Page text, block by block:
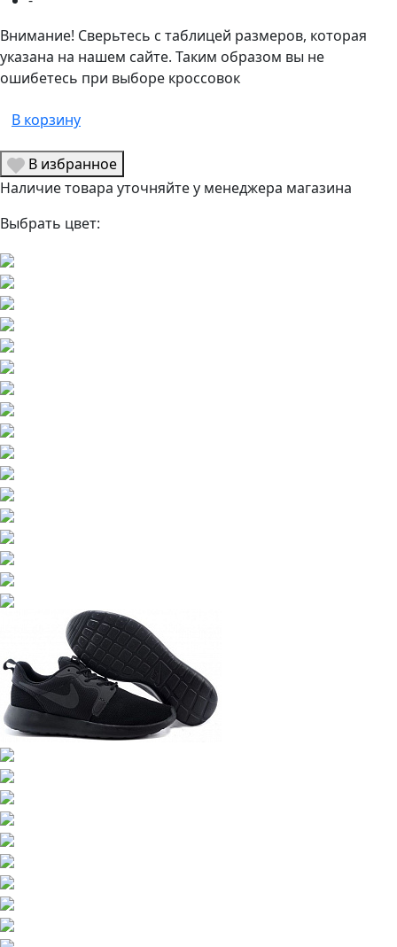
Внимание! Сверьтесь с таблицей размеров, которая
указана на нашем сайте. Таким образом вы не
ошибетесь при выборе кроссовок
В корзину
В избранное
Наличие товара уточняйте у менеджера магазина
Выбрать цвет: